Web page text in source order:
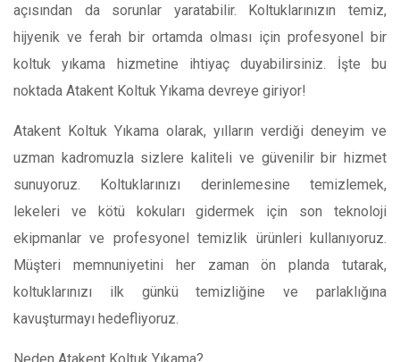
açısından da sorunlar yaratabilir. Koltuklarınızın temiz,
hijyenik ve ferah bir ortamda olması için profesyonel bir
koltuk yıkama hizmetine ihtiyaç duyabilirsiniz. İşte bu
noktada Atakent Koltuk Yıkama devreye giriyor!
Atakent Koltuk Yıkama olarak, yılların verdiği deneyim ve
uzman kadromuzla sizlere kaliteli ve güvenilir bir hizmet
sunuyoruz. Koltuklarınızı derinlemesine temizlemek,
lekeleri ve kötü kokuları gidermek için son teknoloji
ekipmanlar ve profesyonel temizlik ürünleri kullanıyoruz.
Müşteri memnuniyetini her zaman ön planda tutarak,
koltuklarınızı ilk günkü temizliğine ve parlaklığına
kavuşturmayı hedefliyoruz.